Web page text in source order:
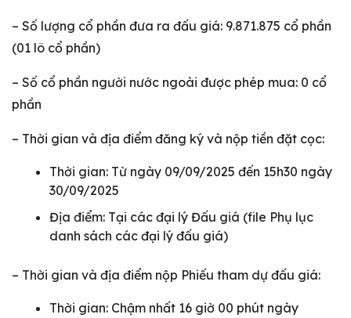
– Số lượng cổ phần đưa ra đấu giá: 9.871.875 cổ phần
(01 lô cổ phần)
– Số cổ phần người nước ngoài được phép mua: 0 cổ
phần
– Thời gian và địa điểm đăng ký và nộp tiền đặt cọc:
Thời gian: Từ ngày 09/09/2025 đến 15h30 ngày
30/09/2025
Địa điểm: Tại các đại lý Đấu giá (file Phụ lục
danh sách các đại lý đấu giá)
– Thời gian và địa điểm nộp Phiếu tham dự đấu giá:
Thời gian: Chậm nhất 16 giờ 00 phút ngày